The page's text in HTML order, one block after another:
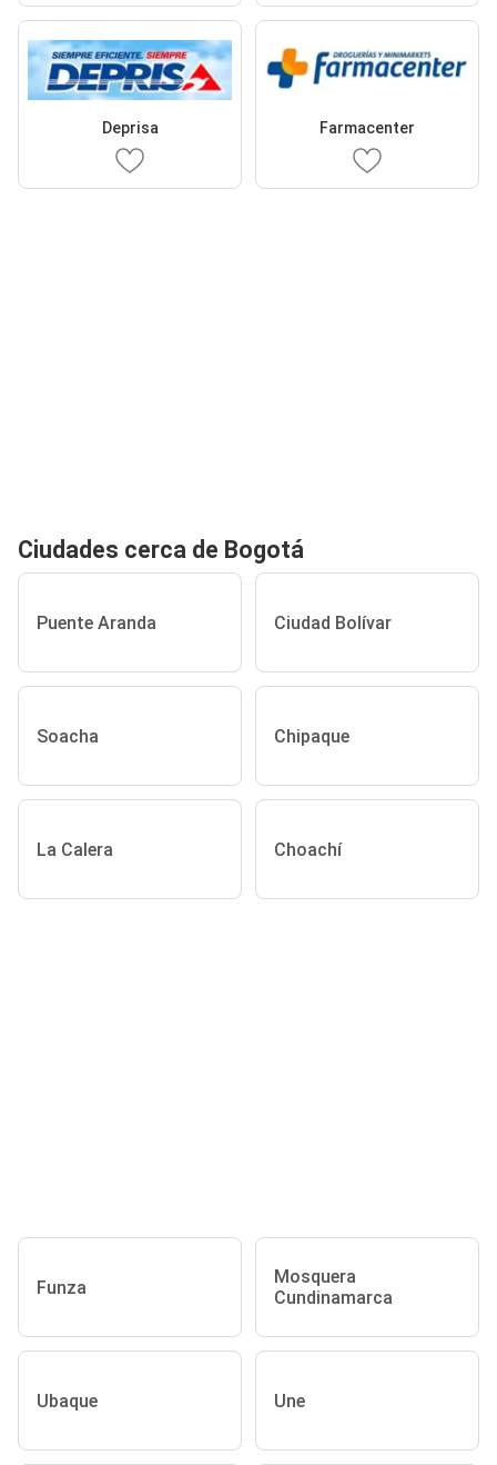
Deprisa Farmacenter
Ciudades cerca de Bogotá
Puente Aranda Ciudad Bolívar
Soacha Chipaque
La Calera Choachí
Funza
Mosquera
Cundinamarca
Ubaque Une